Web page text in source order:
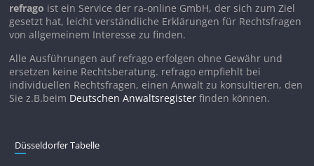
refrago ist ein Service der ra-online GmbH, der sich zum Ziel
gesetzt hat, leicht verständliche Erklärungen für Rechtsfragen
von allgemeinem Interesse zu finden.
Alle Ausführungen auf refrago erfolgen ohne Gewähr und
ersetzen keine Rechtsberatung. refrago empfiehlt bei
individuellen Rechtsfragen, einen Anwalt zu konsultieren, den
Sie z.B.beim Deutschen Anwaltsregister finden können.
Düsseldorfer Tabelle